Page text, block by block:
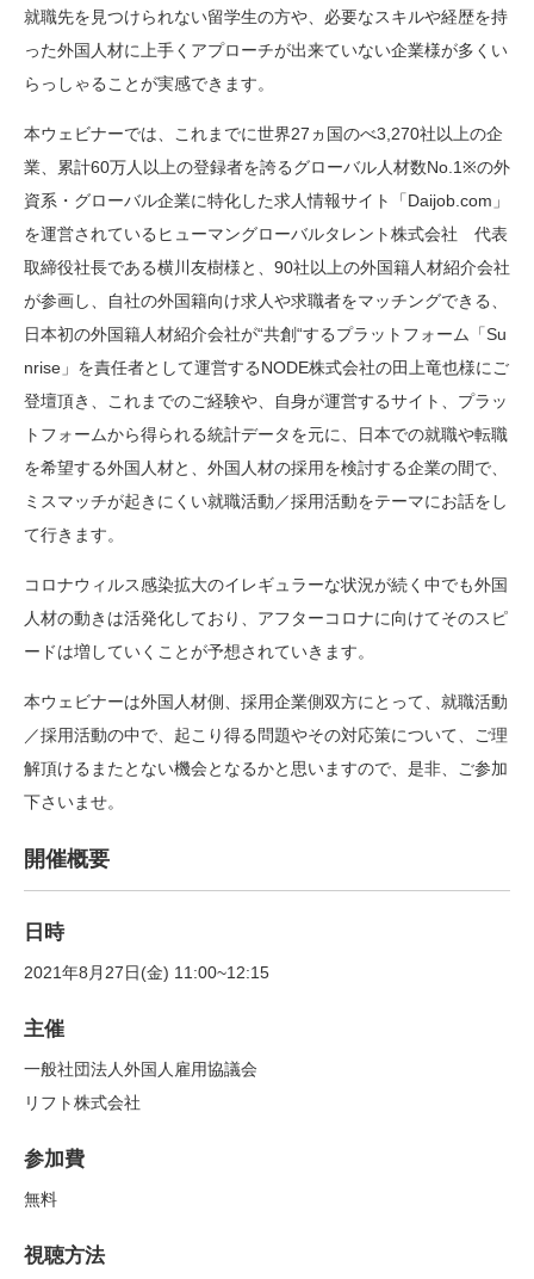
就職先を見つけられない留学生の方や、必要なスキルや経歴を持
った外国人材に上手くアプローチが出来ていない企業様が多くい
らっしゃることが実感できます。
本ウェビナーでは、これまでに世界27ヵ国のべ3,270社以上の企
業、累計60万人以上の登録者を誇るグローバル人材数No.1※の外
資系・グローバル企業に特化した求人情報サイト「Daijob.com」
を運営されているヒューマングローバルタレント株式会社 代表
取締役社長である横川友樹様と、90社以上の外国籍人材紹介会社
が参画し、自社の外国籍向け求人や求職者をマッチングできる、
日本初の外国籍人材紹介会社が“共創“するプラットフォーム「Su
nrise」を責任者として運営するNODE株式会社の田上竜也様にご
登壇頂き、これまでのご経験や、自身が運営するサイト、プラッ
トフォームから得られる統計データを元に、日本での就職や転職
を希望する外国人材と、外国人材の採用を検討する企業の間で、
ミスマッチが起きにくい就職活動／採用活動をテーマにお話をし
て行きます。
コロナウィルス感染拡大のイレギュラーな状況が続く中でも外国
人材の動きは活発化しており、アフターコロナに向けてそのスピ
ードは増していくことが予想されていきます。
本ウェビナーは外国人材側、採用企業側双方にとって、就職活動
／採用活動の中で、起こり得る問題やその対応策について、ご理
解頂けるまたとない機会となるかと思いますので、是非、ご参加
下さいませ。
開催概要
日時
2021年8月27日(金) 11:00~12:15
主催
一般社団法人外国人雇用協議会
リフト株式会社
参加費
無料
視聴方法